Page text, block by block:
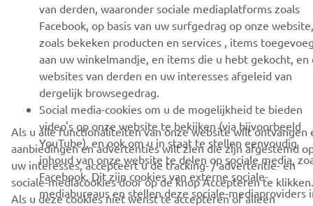
van derden, waaronder sociale mediaplatforms zoals
Facebook, op basis van uw surfgedrag op onze website,
zoals bekeken producten en services , items
aan uw winkelmandje, en items die u hebt gekocht, en
websites van derden en uw interesses afgeleid van
dergelijk browsegedrag.
Social media-cookies om u de mogelijkheid te bieden
video's op onze website te bekijken (via bijvoorbeeld
YouTube), en ook om u in staat te stellen eenvoudig
inhoud van onze website te delen op sociale media,
Facebook. Dit zijn cookies van externe sociale-
mediabureaus en stellen deze sociale-mediaproviders
Als u alle functionaliteiten van onze website wilt ontvangen
aanbiedingen en advertenties wilt zien die zijn afgestemd
uw interesses, accepteert u de tracking- / advertentie- en
sociale-mediacookies door op de knop Accepteren te klikken.
Als u deze cookies niet wenst te accepteren of alleen